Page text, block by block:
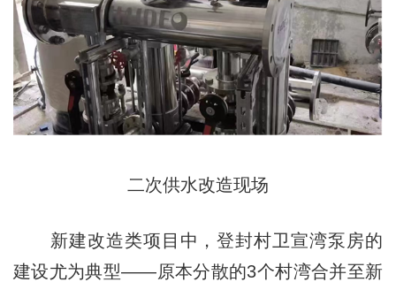
二次供水改造现场
新建改造类项目中，登封村卫宣湾泵房的
建设尤为典型——原本分散的3个村湾合并至新